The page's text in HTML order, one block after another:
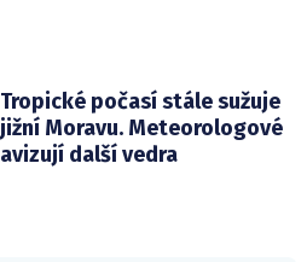
Tropické počasí stále sužuje
jižní Moravu. Meteorologové
avizují další vedra